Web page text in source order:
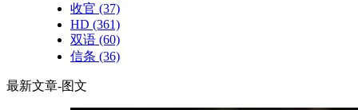
收官 (37)
HD (361)
双语 (60)
信条 (36)
最新文章-图文